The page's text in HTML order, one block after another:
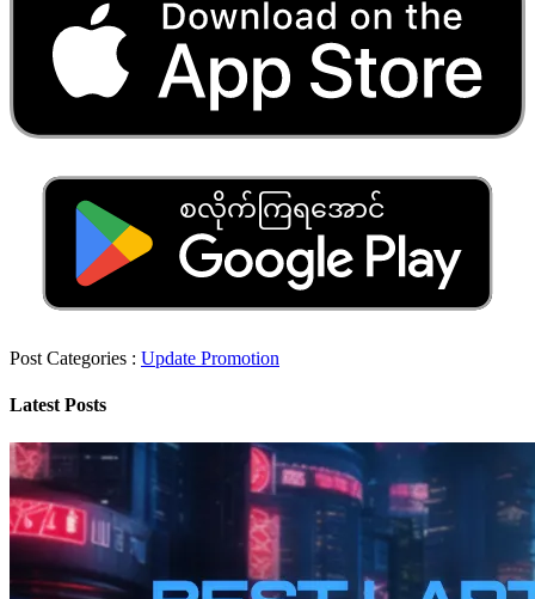
စလိုက်ကြရအောင်
Post Categories : Update Promotion
Latest Posts